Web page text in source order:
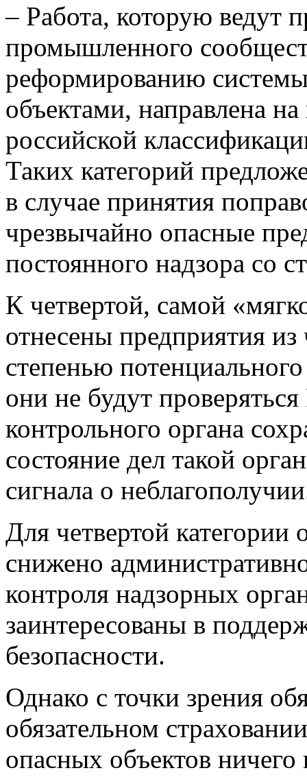
– Работа, которую ведут
промышленного
реформированию
объектами, направлена
российской
Таких категорий
в случае принятия
чрезвычайно опасные
постоянного надзора со
К четвертой, самой
отнесены предприятия
степенью
они не будут
контрольного органа
состояние дел такой
сигнала о
Для четвертой категории
снижено
контроля надзорных
заинтересованы в
безопасности.
Однако с точки зрения
обязательном
опасных объектов